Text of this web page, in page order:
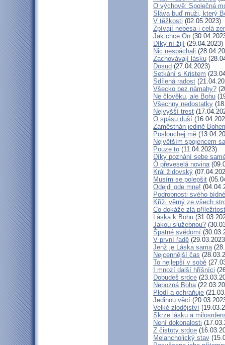
O výchově: Společná
Sláva buď muži, který
V těžkosti (02.05.2023)
Zpívají nebesa i celá
Jak chce On
Díky ní žijí (29.04.2023)
Nic nespáchali
Zachovávají lásku
Dosud (27.04.2023)
Setkání s Kristem
Sdílená radost
Všecko bez námahy?
Ne člověku, ale Bohu
Všechny nedostatky
Nejvyšší trest
O spásu duší
Zaměstnán jedině
Poslouchej mě
Největším spojencem
Pouze to (11.04.2023)
Díky poznání sebe
Ó převeselá novina
Král židovský
Musím se polepšit
Odejdi ode mne!
Podrobnosti svého
Kříži věrný ze všech
Co dokáže zlá příležitost
Láska k Bohu
Jakou služebnou?
Špatné svědomí
V první řadě
Jenž je Láska sama
Nejcennější čas
To nejlepší v sobě
I mnozí další hříšníci
Dobudeš srdce
Nepozná Boha
Plodí a ochraňuje
Jedinou věcí
Velké zlodějství
Skrze lásku a
Není dokonalosti
Z čistoty srdce
Melancholický stav